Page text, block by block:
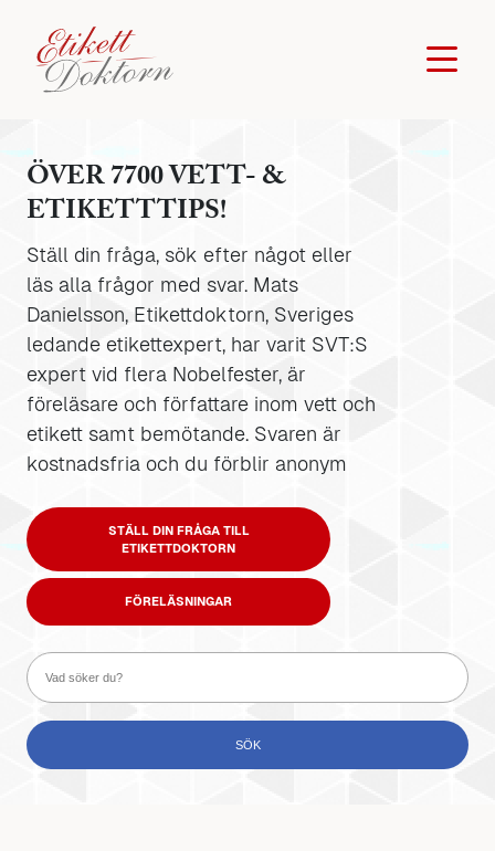
ÖVER 7700 VETT- &
ETIKETTTIPS!
Ställ din fråga, sök efter något eller
läs alla frågor med svar. Mats
Danielsson, Etikettdoktorn, Sveriges
ledande etikettexpert, har varit SVT:S
expert vid flera Nobelfester, är
föreläsare och författare inom vett och
etikett samt bemötande. Svaren är
kostnadsfria och du förblir anonym
STÄLL DIN FRÅGA TILL
ETIKETTDOKTORN
FÖRELÄSNINGAR